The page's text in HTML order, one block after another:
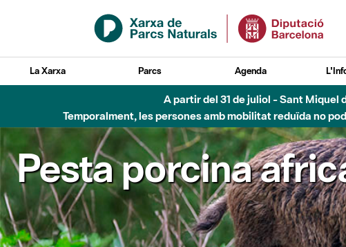
Salta al contingut principal
La Xarxa Parcs Agenda
A partir del 31 de juliol - Sant
Temporalment, les persones amb mobilitat reduïda no
Pesta porcina